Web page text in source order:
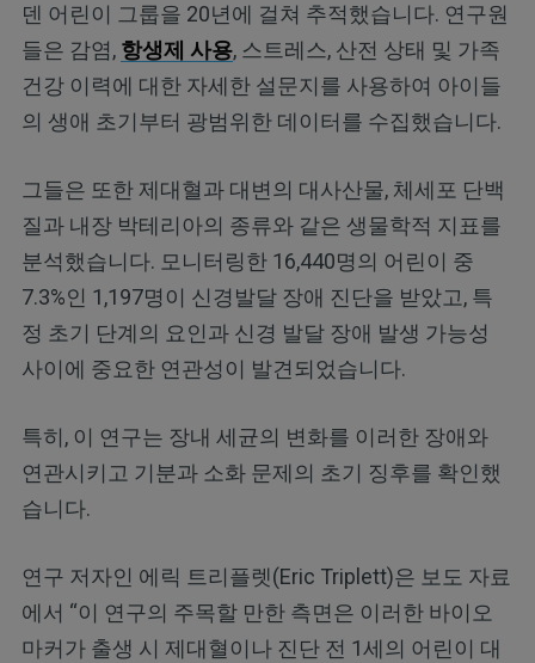
덴 어린이 그룹을 20년에 걸쳐 추적했습니다. 연구원
들은 감염, 항생제 사용, 스트레스, 산전 상태 및 가족
건강 이력에 대한 자세한 설문지를 사용하여 아이들
의 생애 초기부터 광범위한 데이터를 수집했습니다.
그들은 또한 제대혈과 대변의 대사산물, 체세포 단백
질과 내장 박테리아의 종류와 같은 생물학적 지표를
분석했습니다. 모니터링한 16,440명의 어린이 중
7.3%인 1,197명이 신경발달 장애 진단을 받았고, 특
정 초기 단계의 요인과 신경 발달 장애 발생 가능성
사이에 중요한 연관성이 발견되었습니다.
특히, 이 연구는 장내 세균의 변화를 이러한 장애와
연관시키고 기분과 소화 문제의 초기 징후를 확인했
습니다.
연구 저자인 에릭 트리플렛(Eric Triplett)은 보도 자료
에서 “이 연구의 주목할 만한 측면은 이러한 바이오
마커가 출생 시 제대혈이나 진단 전 1세의 어린이 대